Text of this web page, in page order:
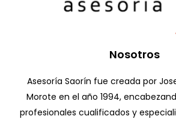
Nosotros
Asesoría Saorín fue creada por
Morote en el año 1994,
profesionales cualificados y